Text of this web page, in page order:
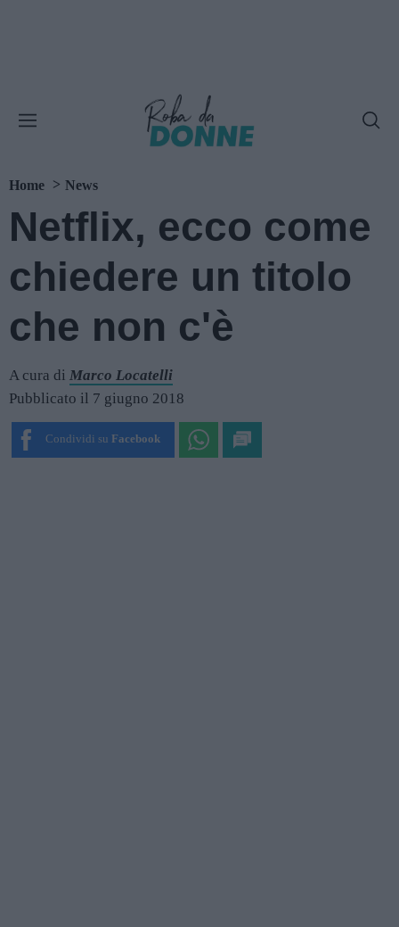
Home News
Netflix, ecco come
chiedere un titolo
che non c'è
A cura di Marco Locatelli
Pubblicato il 7 giugno 2018
Condividi su Facebook